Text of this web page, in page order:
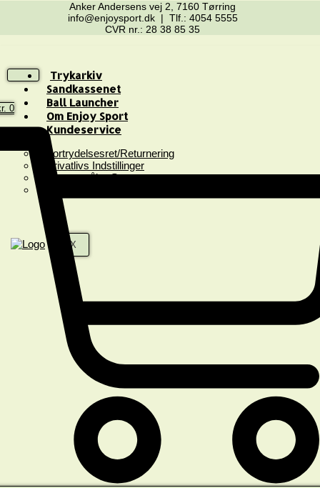
Anker Andersens vej 2, 7160 Tørring
info@enjoysport.dk | Tlf.: 4054 5555
CVR nr.: 28 38 85 35
Trykarkiv
Sandkassenet
Ball Launcher
Om Enjoy Sport
Kundeservice
Fortrydelsesret/Returnering
Privatlivs Indstillinger
Spørgsmål & Svar
X
0